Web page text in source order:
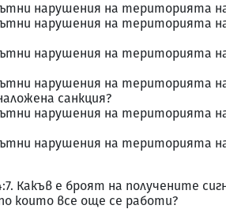
нарушения на територията
нарушения на територията
нарушения на територията
нарушения на територията
санкция?
нарушения на територията
нарушения на територията
Какъв е броят на получените
които все още се работи?